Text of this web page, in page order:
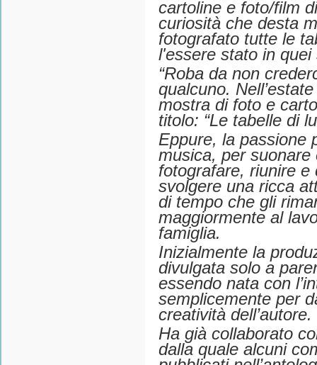
cartoline e foto/film
curiosità che desta
fotografato tutte le
l'essere stato in quei
“Roba da non
qualcuno.
mostra di foto e
titolo: “Le tabelle di
Eppure, la passione
musica, per
fotografare, riunire e
svolgere una ricca
di tempo che gli
maggiormente al
famiglia.
Inizialmente la
divulgata solo a
essendo nata con
semplicemente per
creatività dell’autore.
Ha già collaborato
dalla quale alcuni